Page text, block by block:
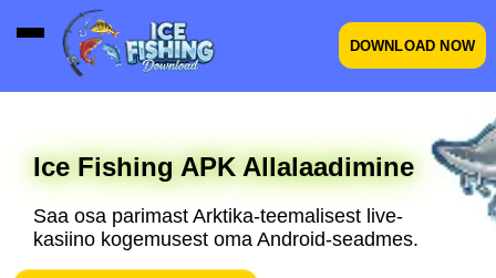
DOWNLOAD NOW
Ice Fishing APK Allalaadimine
Saa osa parimast Arktika-teemalisest live-
kasiino kogemusest oma Android-seadmes.